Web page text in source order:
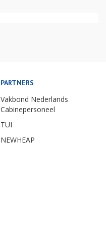
PARTNERS
Vakbond Nederlands
Cabinepersoneel
TUI
NEWHEAP